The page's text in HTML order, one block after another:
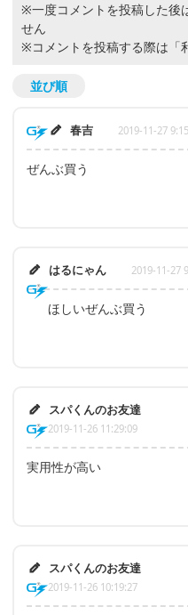
※一度コメントを投稿した後
せん
※コメントを投稿する際は
並び順
春吉 2019-11-27
ぜんぶ買う
はるにゃん 2019-11-27
ほしいぜんぶ買う
スパくんのお友達
2019-11-26 11:29:09
実用性が高い
スパくんのお友達
2019-11-26 10:19:27